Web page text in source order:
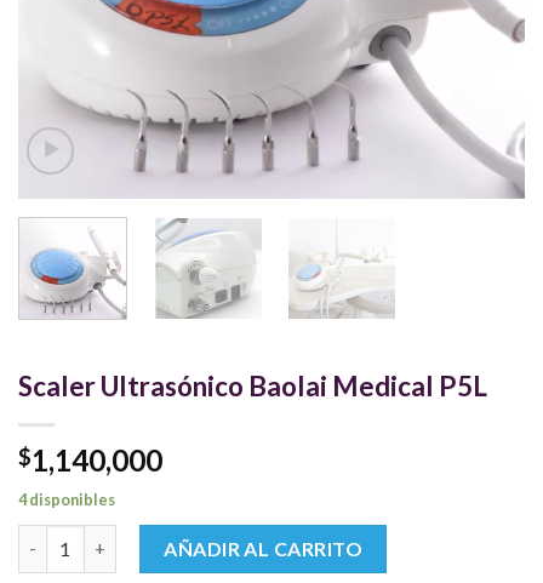
Scaler Ultrasónico Baolai Medical P5L
$1,140,000
4 disponibles
Scaler Ultrasónico Baolai Medical P5L cantidad
AÑADIR AL CARRITO